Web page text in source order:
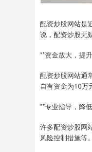
配资炒股网站是
说，配资炒股无
**资金放大，提
配资炒股网站通
自有资金为10万
**专业指导，降
许多配资炒股网
风险控制措施等